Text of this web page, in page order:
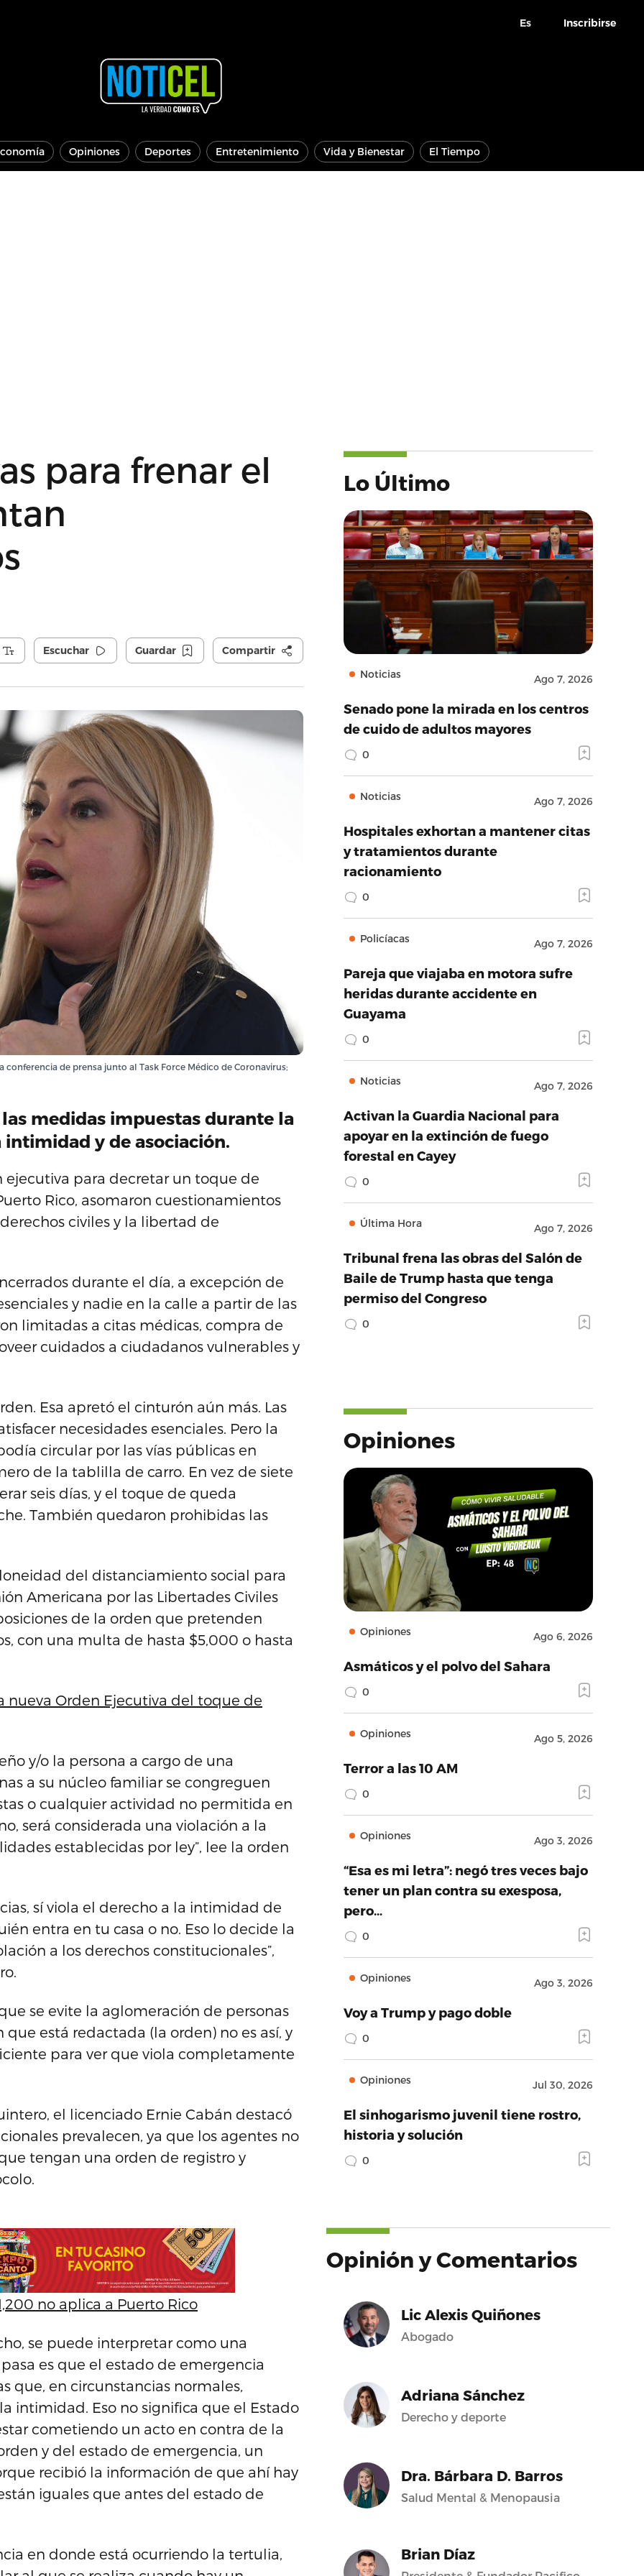
Es Inscribirse
Opiniones Deportes Entretenimiento Vida y Bienestar El Tiempo
para frenar el
Escuchar Guardar Compartir
conferencia de prensa junto al Task Force Médico de Coronavirus;
medidas impuestas durante la
y de asociación.
para decretar un toque de
Rico, asomaron cuestionamientos
civiles y la libertad de
durante el día, a excepción de
y nadie en la calle a partir de las
limitadas a citas médicas, compra de
cuidados a ciudadanos vulnerables y
Esa apretó el cinturón aún más. Las
necesidades esenciales. Pero la
circular por las vías públicas en
de la tablilla de carro. En vez de siete
seis días, y el toque de queda
También quedaron prohibidas las
del distanciamiento social para
Americana por las Libertades Civiles
de la orden que pretenden
con una multa de hasta $5,000 o hasta
nueva Orden Ejecutiva del toque de
y/o la persona a cargo de una
a su núcleo familiar se congreguen
o cualquier actividad no permitida en
será considerada una violación a la
establecidas por ley”, lee la orden
sí viola el derecho a la intimidad de
entra en tu casa o no. Eso lo decide la
a los derechos constitucionales”,
se evite la aglomeración de personas
está redactada (la orden) no es así, y
para ver que viola completamente
el licenciado Ernie Cabán destacó
prevalecen, ya que los agentes no
tengan una orden de registro y
no aplica a Puerto Rico
se puede interpretar como una
es que el estado de emergencia
que, en circunstancias normales,
intimidad. Eso no significa que el Estado
cometiendo un acto en contra de la
y del estado de emergencia, un
recibió la información de que ahí hay
iguales que antes del estado de
en donde está ocurriendo la tertulia,
Lo Último
Noticias Ago 7, 2026
Senado pone la mirada en los centros
de cuido de adultos mayores
0
Noticias Ago 7, 2026
Hospitales exhortan a mantener citas
y tratamientos durante
racionamiento
0
Policíacas Ago 7, 2026
Pareja que viajaba en motora sufre
heridas durante accidente en
Guayama
0
Noticias Ago 7, 2026
Activan la Guardia Nacional para
apoyar en la extinción de fuego
forestal en Cayey
0
Última Hora Ago 7, 2026
Tribunal frena las obras del Salón de
Baile de Trump hasta que tenga
permiso del Congreso
0
Opiniones
Opiniones Ago 6, 2026
Asmáticos y el polvo del Sahara
0
Opiniones Ago 5, 2026
Terror a las 10 AM
0
Opiniones Ago 3, 2026
“Esa es mi letra”: negó tres veces bajo
tener un plan contra su exesposa,
pero…
0
Opiniones Ago 3, 2026
Voy a Trump y pago doble
0
Opiniones Jul 30, 2026
El sinhogarismo juvenil tiene rostro,
historia y solución
0
Opinión y Comentarios
Lic Alexis Quiñones
Abogado
Adriana Sánchez
Derecho y deporte
Dra. Bárbara D. Barros
Salud Mental & Menopausia
Brian Díaz